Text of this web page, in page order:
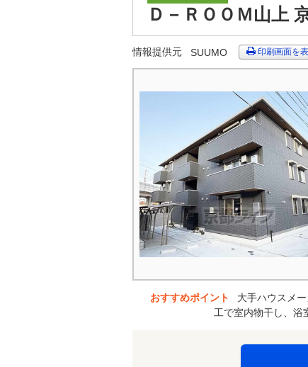
Ｄ－ＲＯＯＭ山上
情報提供元 SUUMO 印刷画面を
おすすめポイント
大手ハウスメ
工で室内物干し、浴